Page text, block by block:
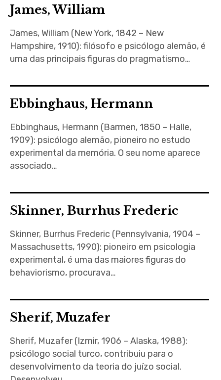
James, William
James, William (New York, 1842 – New
Hampshire, 1910): filósofo e psicólogo alemão, é
uma das principais figuras do pragmatismo…
Ebbinghaus, Hermann
Ebbinghaus, Hermann (Barmen, 1850 – Halle,
1909): psicólogo alemão, pioneiro no estudo
experimental da memória. O seu nome aparece
associado…
Skinner, Burrhus Frederic
Skinner, Burrhus Frederic (Pennsylvania, 1904 –
Massachusetts, 1990): pioneiro em psicologia
experimental, é uma das maiores figuras do
behaviorismo, procurava…
Sherif, Muzafer
Sherif, Muzafer (Izmir, 1906 – Alaska, 1988):
psicólogo social turco, contribuiu para o
desenvolvimento da teoria do juízo social.